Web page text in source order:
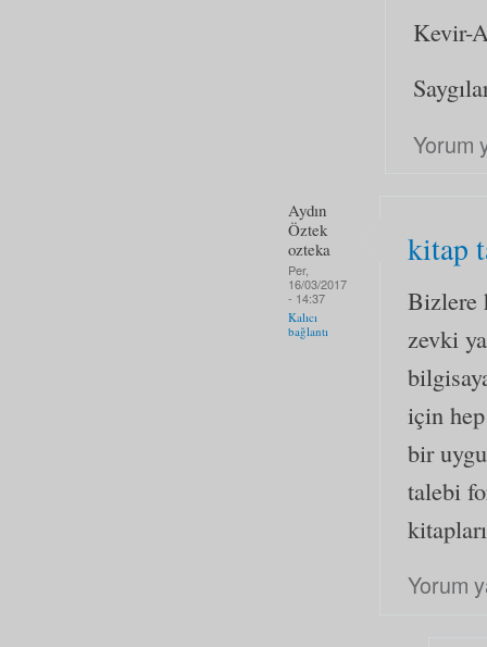
Kevir-
Yorum
Aydın
Öztek
ozteka
Per,
16/03/2017
- 14:37
Kalıcı
bağlantı
kitap
Bizlere
zevki
için
bir
talebi
Yorum